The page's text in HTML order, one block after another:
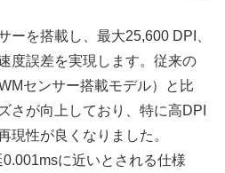
ーを搭載し、最大25,600 DPI、
度誤差を実現します。従来の
センサー搭載モデル）と比
さが向上しており、特に高DPI
現性が良くなりました。
に近いとされる仕様